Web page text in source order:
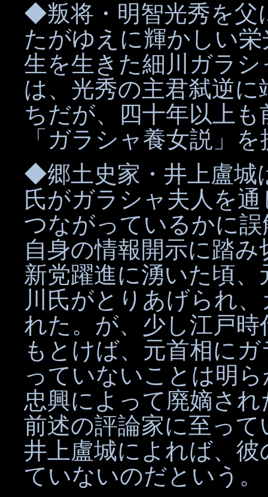
◆叛将・明智光秀を父
たがゆえに輝かしい
生を生きた細川ガラ
は、光秀の主君弑逆
ちだが、四十年以上
「ガラシャ養女説」
◆郷土史家・井上盧城
氏がガラシャ夫人を
つながっているかに
自身の情報開示に踏
新党躍進に湧いた頃
川氏がとりあげられ
れた。が、少し江戸
もとけば、元首相に
っていないことは明
忠興によって廃嫡さ
前述の評論家に至っ
井上盧城によれば、
ていないのだという。